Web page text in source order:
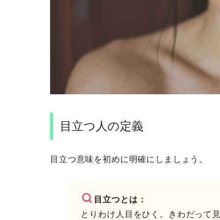
目立つ人の定義
目立つ意味を初めに明確にしましょう。
目立つとは：
とりわけ人目をひく。きわだって